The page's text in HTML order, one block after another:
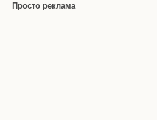
Просто реклама